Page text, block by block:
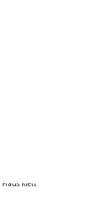
Fraus Klett